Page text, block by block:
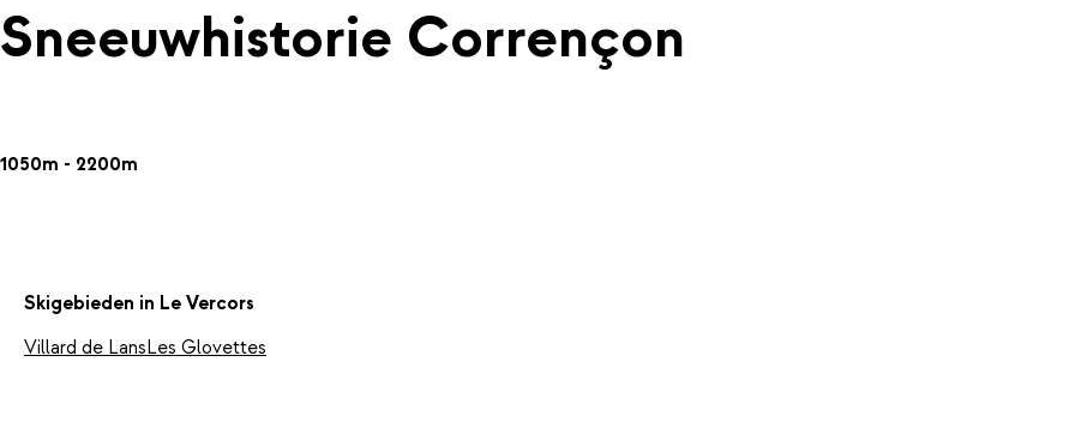
Sneeuwhistorie Corrençon
1050m - 2200m
Skigebieden in Le Vercors
Villard de LansLes Glovettes